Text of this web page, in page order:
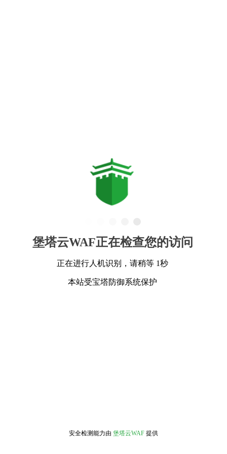
堡塔云WAF正在检查您的访问
正在进行人机识别，请稍等 1秒
本站受宝塔防御系统保护
安全检测能力由 堡塔云WAF 提供